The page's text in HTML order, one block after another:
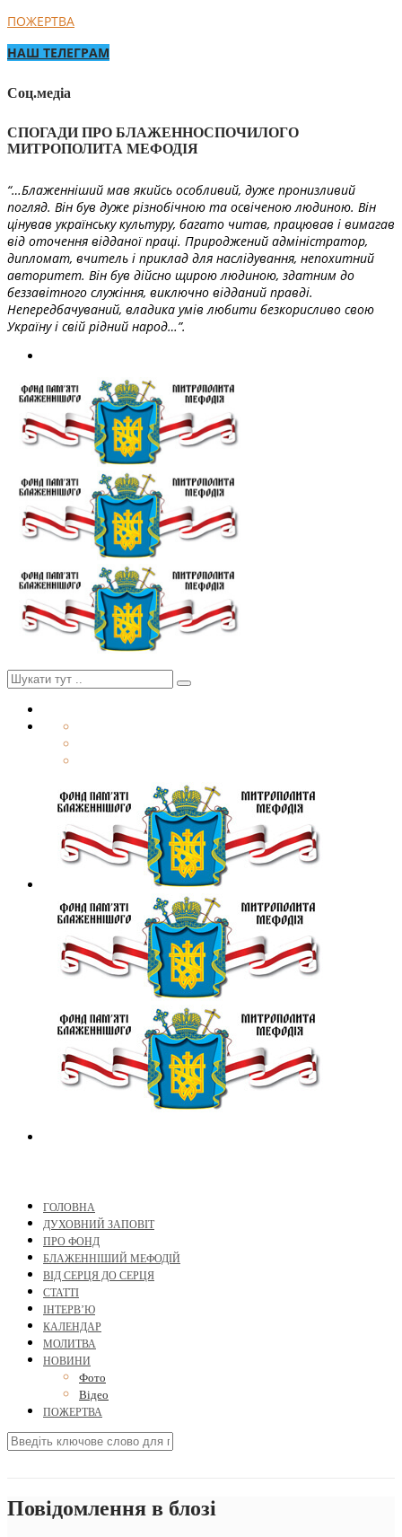
ПОЖЕРТВА
НАШ ТЕЛЕГРАМ
Соц.медіа
СПОГАДИ ПРО БЛАЖЕННОСПОЧИЛОГО
МИТРОПОЛИТА МЕФОДІЯ
“…Блаженніший мав якийсь особливий, дуже пронизливий
погляд. Він був дуже різнобічною та освіченою людиною. Він
цінував українську культуру, багато читав, працював і вимагав
від оточення відданої праці. Природжений адміністратор,
дипломат, вчитель і приклад для наслідування, непохитний
авторитет. Він був дійсно щирою людиною, здатним до
беззавітного служіння, виключно відданий правді.
Непередбачуваний, владика умів любити безкорисливо свою
Україну і свій рідний народ…”.
ГОЛОВНА
ДУХОВНИЙ ЗАПОВІТ
ПРО ФОНД
БЛАЖЕННІШИЙ МЕФОДІЙ
ВІД СЕРЦЯ ДО СЕРЦЯ
СТАТТІ
ІНТЕРВ’Ю
КАЛЕНДАР
МОЛИТВА
НОВИНИ
Фото
Відео
ПОЖЕРТВА
Повідомлення в блозі